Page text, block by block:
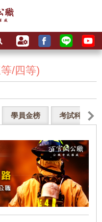
/四等)
學員金榜 考試科目